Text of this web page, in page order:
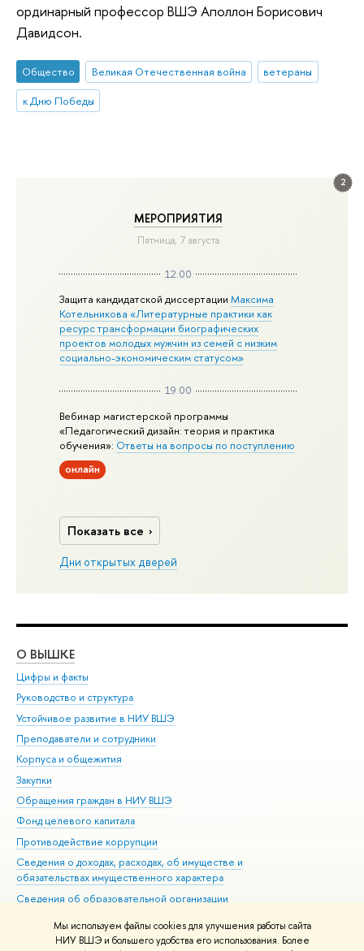
Мы используем файлы cookies для улучшения работы сайта
НИУ ВШЭ и большего удобства его использования. Более
2
МЕРОПРИЯТИЯ
Пятница, 7 августа
12:00
Защита кандидатской диссертацииМаксима
Котельникова «Литературные практики как
ресурс трансформации биографических
проектов молодых мужчин из семей с низким
социально-экономическим статусом»
19:00
Вебинар магистерской программы
«Педагогический дизайн: теория и практика
обучения»: Ответы на вопросы по поступлению
онлайн
Показать все
Дни открытых дверей
ординарный профессор ВШЭ Аполлон Борисович
Давидсон.
Общество Великая Отечественная война
ветераны
к Дню Победы
О ВЫШКЕ
Цифры и факты
Руководство и структура
Устойчивое развитие в НИУ ВШЭ
Преподаватели и сотрудники
Корпуса и общежития
Закупки
Обращения граждан в НИУ ВШЭ
Фонд целевого капитала
Противодействие коррупции
Сведения о доходах, расходах, об имуществе и
обязательствах имущественного характера
Сведения об образовательной организации
Людям с ограниченными возможностями здоровья
Единая платежная страница